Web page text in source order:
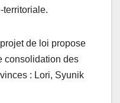
territoriale.
de loi propose
consolidation des
: Lori, Syunik